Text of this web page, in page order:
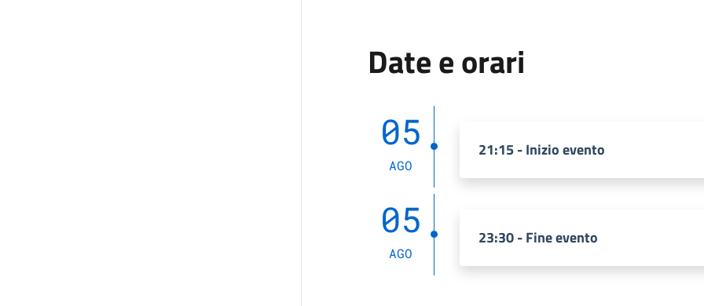
Date e orari
05
AGO
21:15 - Inizio evento
05
AGO
23:30 - Fine evento